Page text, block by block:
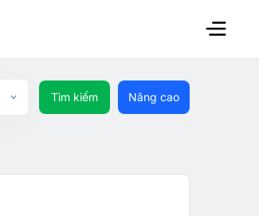
Tìm kiếm Nâng cao